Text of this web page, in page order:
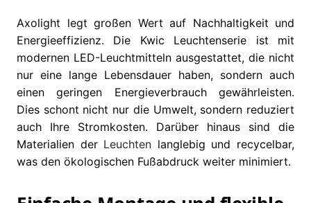
Axolight legt großen Wert auf Nachhaltigkeit und
Energieeffizienz. Die Kwic Leuchtenserie ist mit
modernen LED-Leuchtmitteln ausgestattet, die nicht
nur eine lange Lebensdauer haben, sondern auch
einen geringen Energieverbrauch gewährleisten.
Dies schont nicht nur die Umwelt, sondern reduziert
auch Ihre Stromkosten. Darüber hinaus sind die
Materialien der Leuchten langlebig und recycelbar,
was den ökologischen Fußabdruck weiter minimiert.